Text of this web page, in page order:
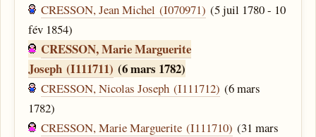
CRESSON, Jean Michel (I070971) (5 juil 1780 - 10
fév 1854)
CRESSON, Marie Marguerite
Joseph (I111711) (6 mars 1782)
CRESSON, Nicolas Joseph (I111712) (6 mars
1782)
CRESSON, Marie Marguerite (I111710) (31 mars